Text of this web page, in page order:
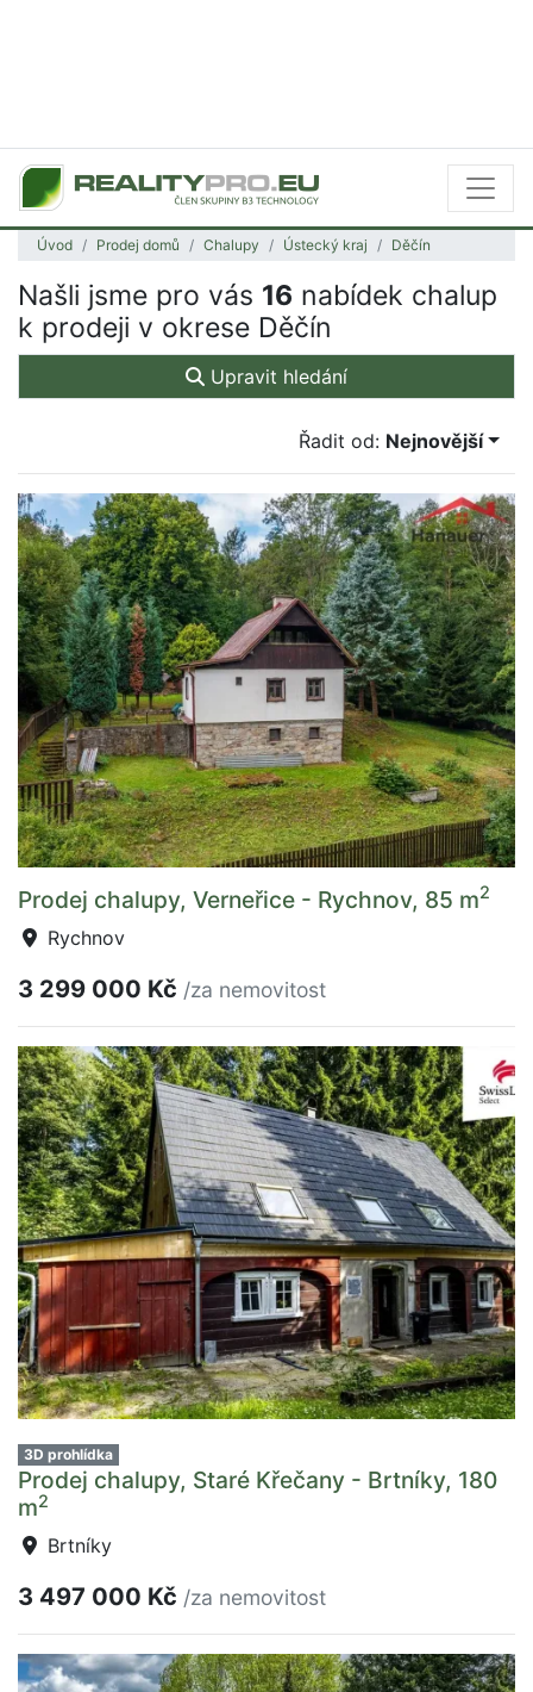
Úvod Prodej domů Chalupy Ústecký kraj Děčín
Našli jsme pro vás 16 nabídek chalup
k prodeji v okrese Děčín
Upravit hledání
Řadit od: Nejnovější
Prodej chalupy, Verneřice - Rychnov, 85 m2
Rychnov
3 299 000 Kč /za nemovitost
3D prohlídka
Prodej chalupy, Staré Křečany - Brtníky, 180
m2
Brtníky
3 497 000 Kč /za nemovitost